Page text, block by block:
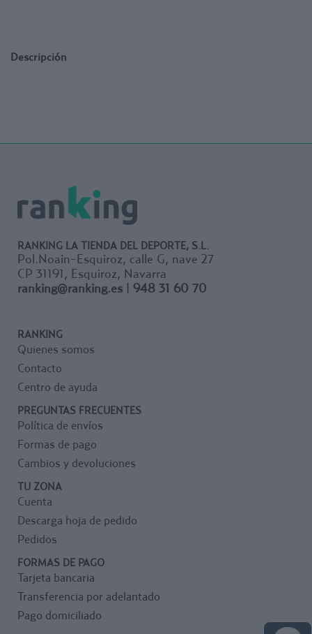
Descripción
RANKING LA TIENDA DEL DEPORTE, S.L.
Pol.Noain-Esquiroz, calle G, nave 27
CP 31191, Esquiroz, Navarra
ranking@ranking.es
948 31 60 70
RANKING
Quienes somos
Contacto
Centro de ayuda
PREGUNTAS FRECUENTES
Política de envíos
Formas de pago
Cambios y devoluciones
TU ZONA
Cuenta
Descarga hoja de pedido
Pedidos
FORMAS DE PAGO
Tarjeta bancaria
Transferencia por adelantado
Pago domiciliado